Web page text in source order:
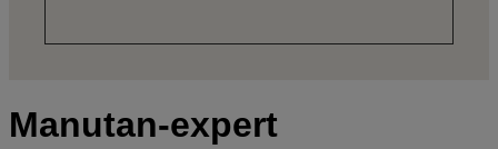
Manutan-expert